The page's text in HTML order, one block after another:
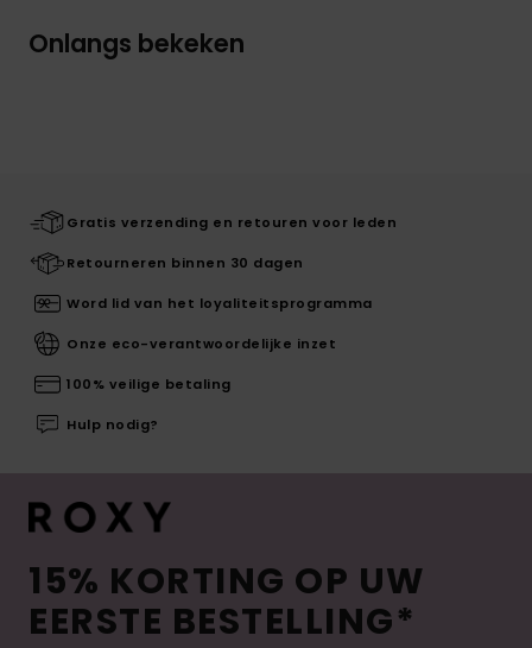
Onlangs bekeken
Gratis verzending en retouren voor leden
Retourneren binnen 30 dagen
Word lid van het loyaliteitsprogramma
Onze eco-verantwoordelijke inzet
100% veilige betaling
Hulp nodig?
15% KORTING OP UW
EERSTE BESTELLING*